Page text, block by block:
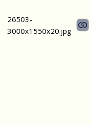
26503-
3000х1550х20.jpg